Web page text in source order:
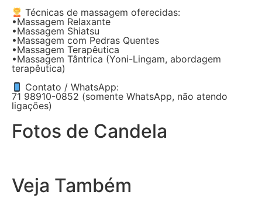
Técnicas de massagem oferecidas:
•Massagem Relaxante
•Massagem Shiatsu
•Massagem com Pedras Quentes
•Massagem Terapêutica
•Massagem Tântrica (Yoni-Lingam, abordagem
terapêutica)
Contato / WhatsApp:
71 98910-0852 (somente WhatsApp, não atendo
ligações)
Fotos de Candela
Veja Também